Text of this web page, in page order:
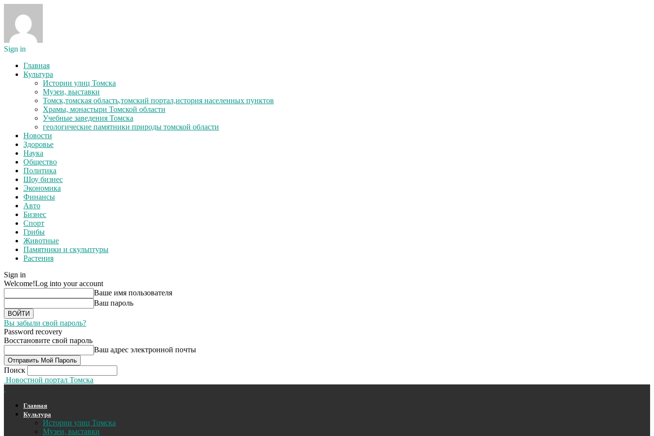
Sign in
Главная
Культура
Истории улиц Томска
Музеи, выставки
Томск,томская область,томский портал,история населенных пунктов
Храмы, монастыри Томской области
Учебные заведения Томска
геологические памятники природы томской области
Новости
Здоровье
Наука
Общество
Политика
Шоу бизнес
Экономика
Финансы
Авто
Бизнес
Спорт
Грибы
Животные
Памятники и скульптуры
Растения
Sign in
Welcome!Log into your account
Ваше имя пользователя
Ваш пароль
Вы забыли свой пароль?
Password recovery
Восстановите свой пароль
Ваш адрес электронной почты
Поиск
Новостной портал Томска
Главная
Культура
Истории улиц Томска
Музеи, выставки